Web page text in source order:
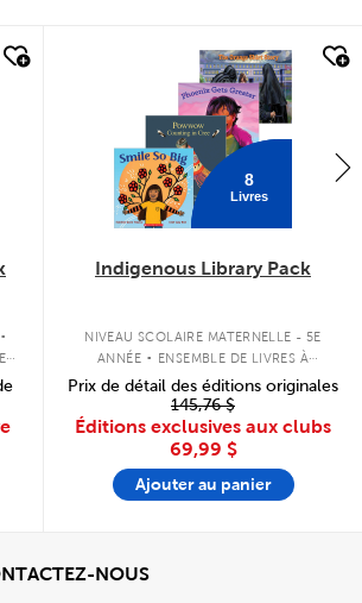
.
8
Livres
Indigenous Library Pack
NIVEAU SCOLAIRE MATERNELLE - 5E
ANNÉE . ENSEMBLE DE LIVRES À
COUVERTURE SOUPLE
Prix de détail des éditions originales
145,76 $
Éditions exclusives aux clubs
69,99 $
Ajouter au panier
NOUSView